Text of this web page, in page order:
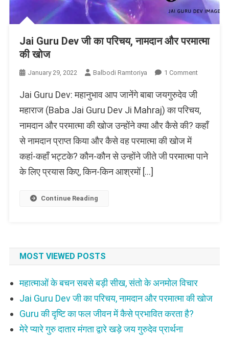
Jai Guru Dev जी का परिचय, नामदान और परमात्मा
की खोज
January 29, 2022 Balbodi Ramtoriya 1 CommentOn
Guru
जी
का
नामदान
और
Jai Guru Dev: महानुभाव आप जानेंगे बाबा जयगुरुदेव जी
महाराज (Baba Jai Guru Dev Ji Mahraj) का परिचय,
नामदान और परमात्मा की खोज उन्होंने क्या और कैसे की? कहाँ
से नामदान प्राप्त किया और कैसे वह परमात्मा की खोज में
कहां-कहाँ भट्टके? कौन-कौन से उन्होंने जीते जी परमात्मा पाने
के लिए प्रयास किए, किन-किन आश्रमों […]
Continue Reading
MOST VIEWED POSTS
महात्माओं के बचन सबसे बड़ी सीख, संतो के अनमोल विचार
Jai Guru Dev जी का परिचय, नामदान और परमात्मा की खोज
Guru की दृष्टि का फल जीवन में कैसे प्रभावित करता है?
मेरे प्यारे गुरु दातार मंगता द्वारे खड़े जय गुरुदेव प्रार्थना